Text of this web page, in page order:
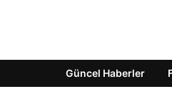
Güncel Haberler